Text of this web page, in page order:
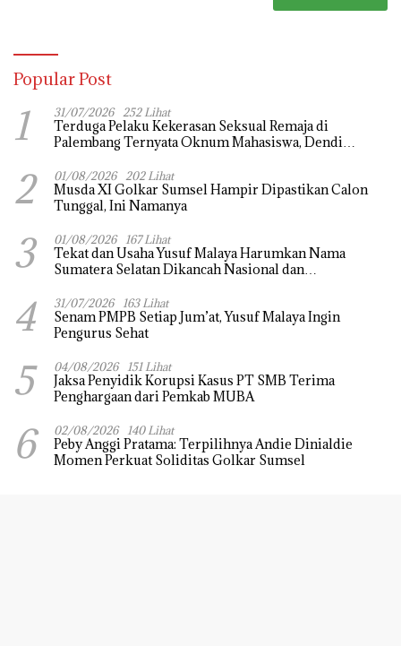
Popular Post
1 31/07/2026 252 Lihat
Terduga Pelaku Kekerasan Seksual Remaja di
Palembang Ternyata Oknum Mahasiswa, Dendi
2 01/08/2026 202 Lihat
Musda XI Golkar Sumsel Hampir Dipastikan Calon
Tunggal, Ini Namanya
3 01/08/2026 167 Lihat
Tekat dan Usaha Yusuf Malaya Harumkan Nama
Sumatera Selatan Dikancah Nasional dan
4 31/07/2026 163 Lihat
Senam PMPB Setiap Jum’at, Yusuf Malaya Ingin
Pengurus Sehat
5 04/08/2026 151 Lihat
Jaksa Penyidik Korupsi Kasus PT SMB Terima
Penghargaan dari Pemkab MUBA
6 02/08/2026 140 Lihat
Peby Anggi Pratama: Terpilihnya Andie Dinialdie
Momen Perkuat Soliditas Golkar Sumsel